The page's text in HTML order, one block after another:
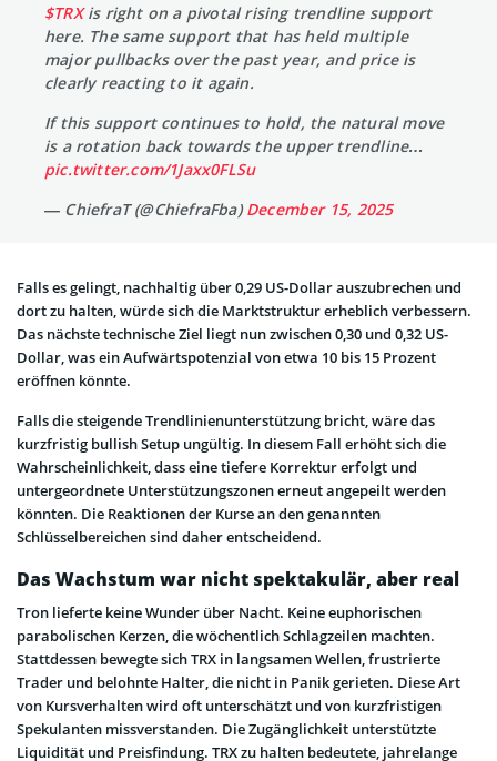
$TRXis right on a pivotal rising trendline support
here. The same support that has held multiple
major pullbacks over the past year, and price is
clearly reacting to it again.
If this support continues to hold, the natural move
is a rotation back towards the upper trendline…
pic.twitter.com/1Jaxx0FLSu
— ChiefraT (@ChiefraFba)December 15, 2025
Falls es gelingt, nachhaltig über 0,29 US-Dollar auszubrechen und
dort zu halten, würde sich die Marktstruktur erheblich verbessern.
Das nächste technische Ziel liegt nun zwischen 0,30 und 0,32 US-
Dollar, was ein Aufwärtspotenzial von etwa 10 bis 15 Prozent
eröffnen könnte.
Falls die steigende Trendlinienunterstützung bricht, wäre das
kurzfristig bullish Setup ungültig. In diesem Fall erhöht sich die
Wahrscheinlichkeit, dass eine tiefere Korrektur erfolgt und
untergeordnete Unterstützungszonen erneut angepeilt werden
könnten. Die Reaktionen der Kurse an den genannten
Schlüsselbereichen sind daher entscheidend.
Das Wachstum war nicht spektakulär, aber real
Tron lieferte keine Wunder über Nacht. Keine euphorischen
parabolischen Kerzen, die wöchentlich Schlagzeilen machten.
Stattdessen bewegte sich TRX in langsamen Wellen, frustrierte
Trader und belohnte Halter, die nicht in Panik gerieten. Diese Art
von Kursverhalten wird oft unterschätzt und von kurzfristigen
Spekulanten missverstanden. Die Zugänglichkeit unterstützte
Liquidität und Preisfindung. TRX zu halten bedeutete, jahrelange